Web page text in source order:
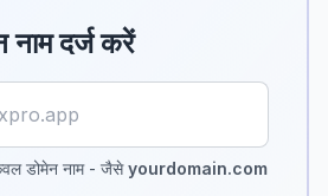
नाम दर्ज करें
डोमेन नाम - जैसेyourdomain.com